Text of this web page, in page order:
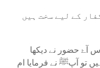
کے لیے سخت ہیں
آۓ حضور نے دیکھا
تو آپﷺ نے فرمایا ام